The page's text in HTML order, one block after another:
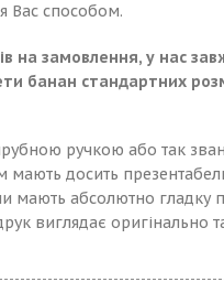
Вас способом.
на замовлення, у нас
банан стандартних
ручкою або так
мають досить
мають абсолютно гладку
виглядає оригінально